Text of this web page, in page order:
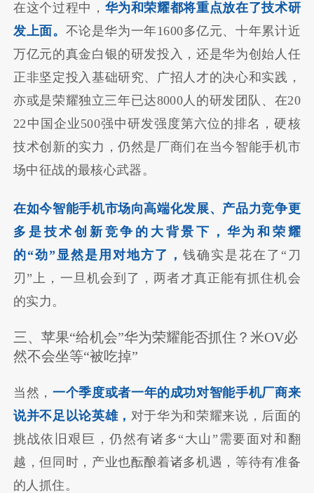
在这个过程中， 华为和荣耀都将重点放在了技术研
发上面。 不论是华为一年1600多亿元、十年累计近
万亿元的真金白银的研发投入，还是华为创始人任
正非坚定投入基础研究、广招人才的决心和实践，
亦或是荣耀独立三年已达8000人的研发团队、在20
22中国企业500强中研发强度第六位的排名，硬核
技术创新的实力，仍然是厂商们在当今智能手机市
场中征战的最核心武器。
在如今智能手机市场向高端化发展、产品力竞争更
多是技术创新竞争的大背景下，华为和荣耀
的“劲”显然是用对地方了， 钱确实是花在了“刀
刃”上，一旦机会到了，两者才真正能有抓住机会
的实力。
三、苹果“给机会”华为荣耀能否抓住？米OV必
然不会坐等“被吃掉”
当然，一个季度或者一年的成功对智能手机厂商来
说并不足以论英雄， 对于华为和荣耀来说，后面的
挑战依旧艰巨，仍然有诸多“大山”需要面对和翻
越，但同时，产业也酝酿着诸多机遇，等待有准备
的人抓住。